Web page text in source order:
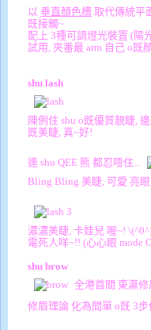
以 垂直顏色槽 取代傳統平
既接觸~
配上 3種可調燈光裝置 (陽
試用, 夾番最 arm 自己 o既
shu lash
陳例住 shu o既優質靚睫,
既美睫, 真~好!
連 shu QEE 熊 都忍唔住...
Bling Bling 美睫, 可愛 亮眼
濃濃美睫, 卡娃兒 喔~!
電死人咩~!! (心心眼 mode
shu brow
全港首間 東瀛
修眉理論 化為間單 o既 3步